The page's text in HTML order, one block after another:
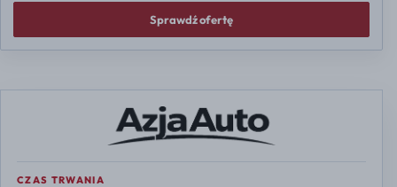
Sprawdź ofertę
CZAS TRWANIA